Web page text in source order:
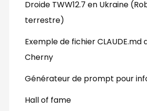
Droide TWW12.7 en Ukraine
terrestre)
Exemple de fichier CLAUDE.md
Cherny
Générateur de prompt pour
Hall of fame